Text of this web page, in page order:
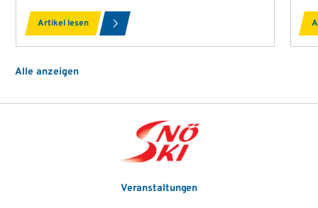
Artikel lesen
Alle anzeigen
Veranstaltungen